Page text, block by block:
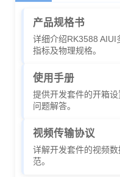
产品规格书
详细介绍RK3588
指标及物理规格。
使用手册
提供开发套件的开箱
问题解答。
视频传输协议
详解开发套件的视频
范。